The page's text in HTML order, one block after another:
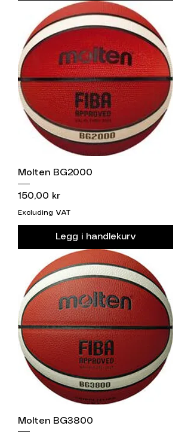
Molten BG2000
Price
150,00 kr
Excluding VAT
Legg i handlekurv
Molten BG3800